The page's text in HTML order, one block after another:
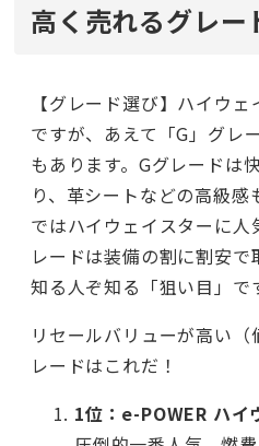
高く売れるグレー
【グレード選び】ハイウ
ですが、あえて「G」グレ
もあります。Gグレードは
り、革シートなどの高級
ではハイウェイスターに
レードは装備の割に割安で
知る人ぞ知る「狙い目」で
リセールバリューが高い
レードはこれだ！
1位：e-POWER ハイ